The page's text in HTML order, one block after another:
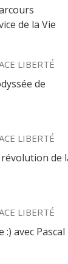
de la Vie
LIBERTÉ
de
LIBERTÉ
de
LIBERTÉ
avec Pascal